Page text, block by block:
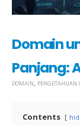
Domain
Panjang:
DOMAIN PENGETAHUAN
Contents